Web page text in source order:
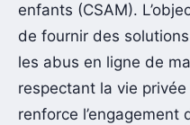
enfants (CSAM).
de fournir des
les abus en ligne de
respectant la vie
renforce l’engagement